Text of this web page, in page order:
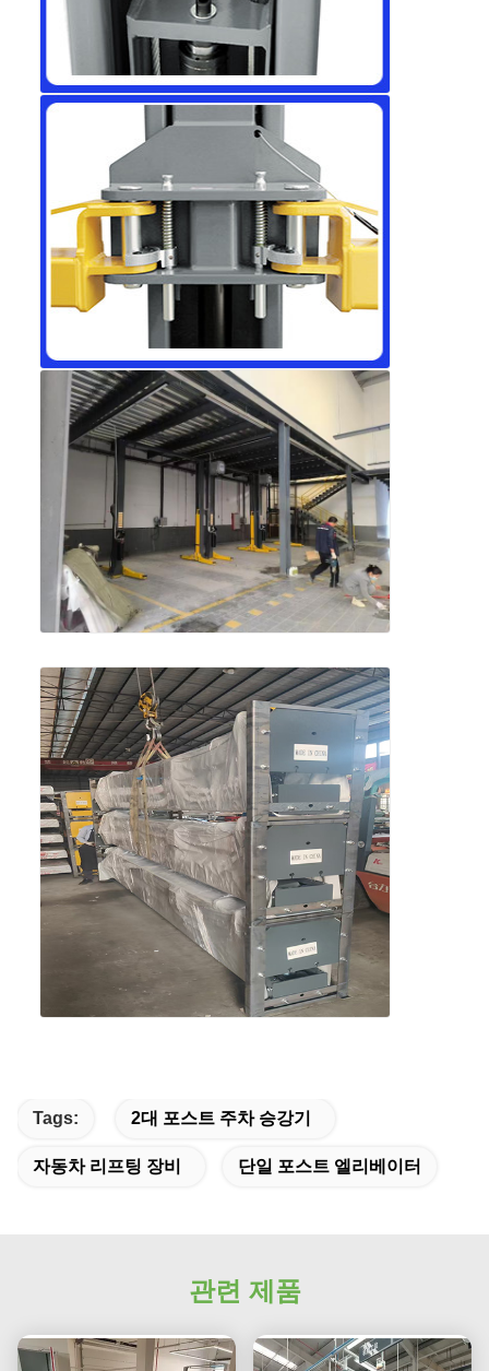
Tags: 2대 포스트 주차 승강기
자동차 리프팅 장비 단일 포스트 엘리베이터
관련 제품